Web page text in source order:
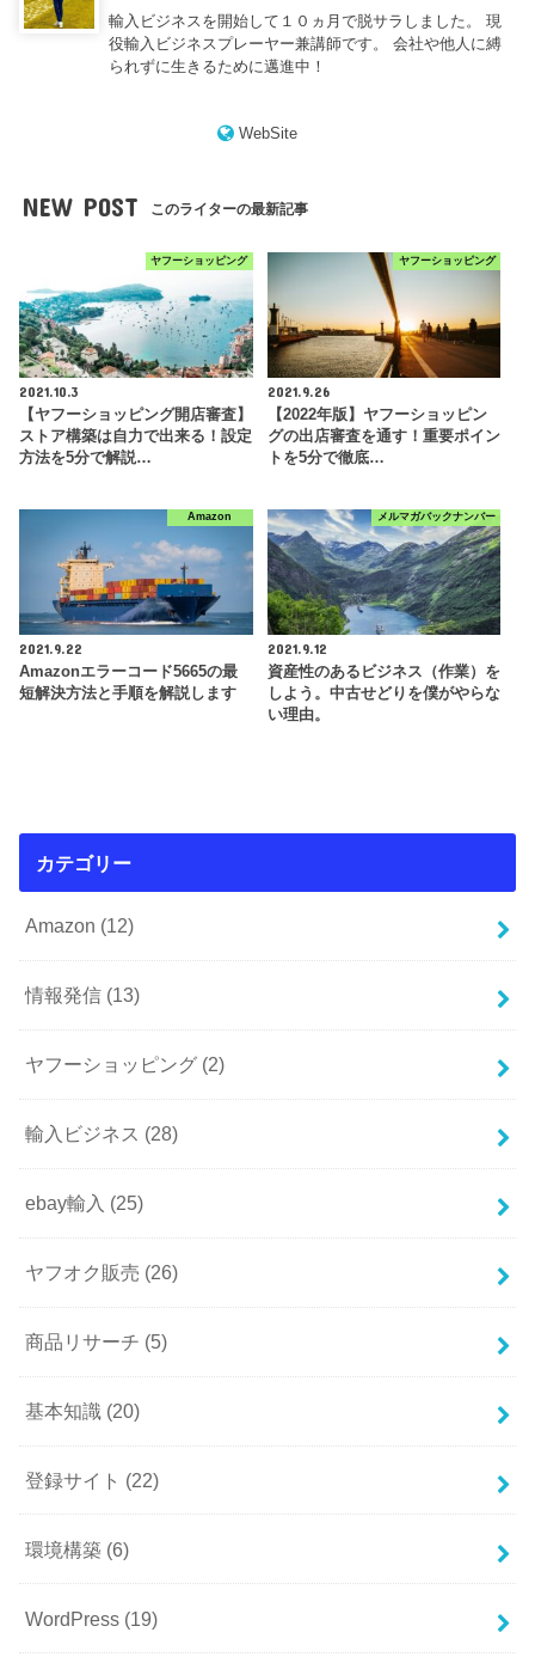
輸入ビジネスを開始して１０ヵ月で脱サラしました。 現
役輸入ビジネスプレーヤー兼講師です。 会社や他人に縛
られずに生きるために邁進中！
WebSite
NEW POST このライターの最新記事
ヤフーショッピング
2021.10.3
【ヤフーショッピング開店審査】
ストア構築は自力で出来る！設定
方法を5分で解説…
ヤフーショッピング
2021.9.26
【2022年版】ヤフーショッピン
グの出店審査を通す！重要ポイン
トを5分で徹底…
Amazon
2021.9.22
Amazonエラーコード5665の最
短解決方法と手順を解説します
メルマガバックナンバー
2021.9.12
資産性のあるビジネス（作業）を
しよう。中古せどりを僕がやらな
い理由。
カテゴリー
Amazon (12)
情報発信 (13)
ヤフーショッピング (2)
輸入ビジネス (28)
ebay輸入 (25)
ヤフオク販売 (26)
商品リサーチ (5)
基本知識 (20)
登録サイト (22)
環境構築 (6)
WordPress (19)